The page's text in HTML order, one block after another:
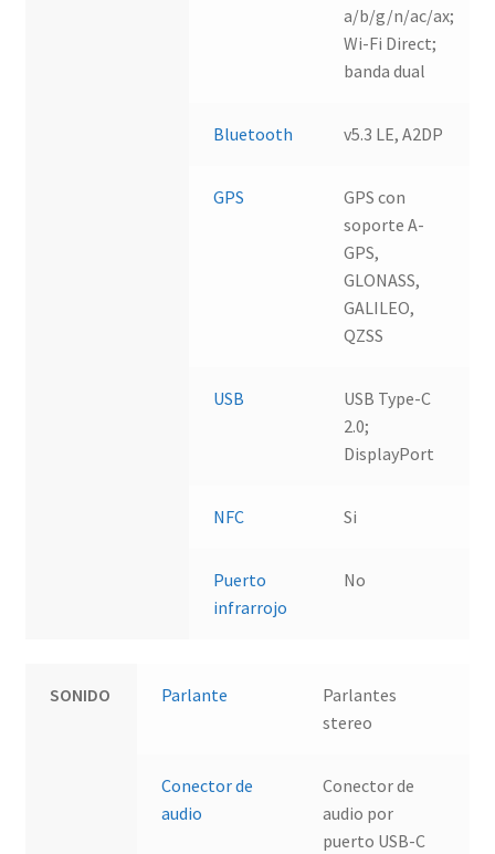
a/b/g/n/ac/ax;
Wi-Fi Direct;
banda dual
Bluetooth v5.3 LE, A2DP
GPS
GPS con
soporte A-
GPS,
GLONASS,
GALILEO,
QZSS
USB
USB Type-C
2.0;
DisplayPort
NFC Si
Puerto
infrarrojo
No
SONIDO Parlante
Parlantes
stereo
Conector de
audio
Conector de
audio por
puerto USB-C